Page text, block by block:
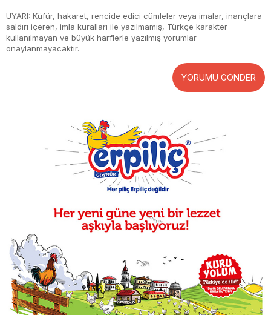
UYARI: Küfür, hakaret, rencide edici cümleler veya imalar, inançlara
saldırı içeren, imla kuralları ile yazılmamış, Türkçe karakter
kullanılmayan ve büyük harflerle yazılmış yorumlar
onaylanmayacaktır.
YORUMU GÖNDER